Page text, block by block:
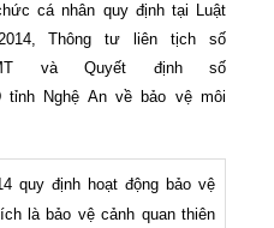
cá nhân quy định tại Luật
Thông tư liên tịch số
BTNMT và Quyết định số
tỉnh Nghệ An về bảo vệ môi
quy định hoạt động bảo vệ
là bảo vệ cảnh quan thiên